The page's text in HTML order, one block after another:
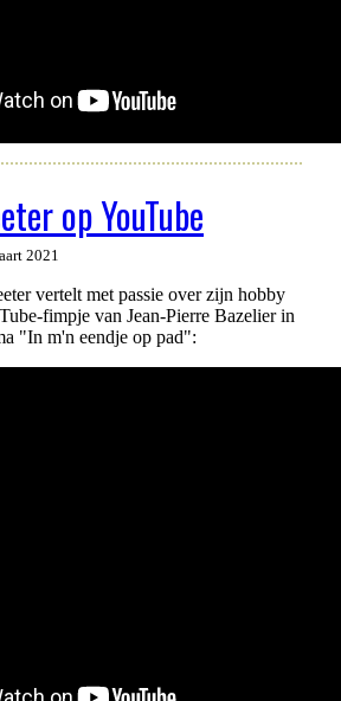
op YouTube
2021
vertelt met passie over zijn hobby
fimpje van Jean-Pierre Bazelier in
"In m'n eendje op pad":